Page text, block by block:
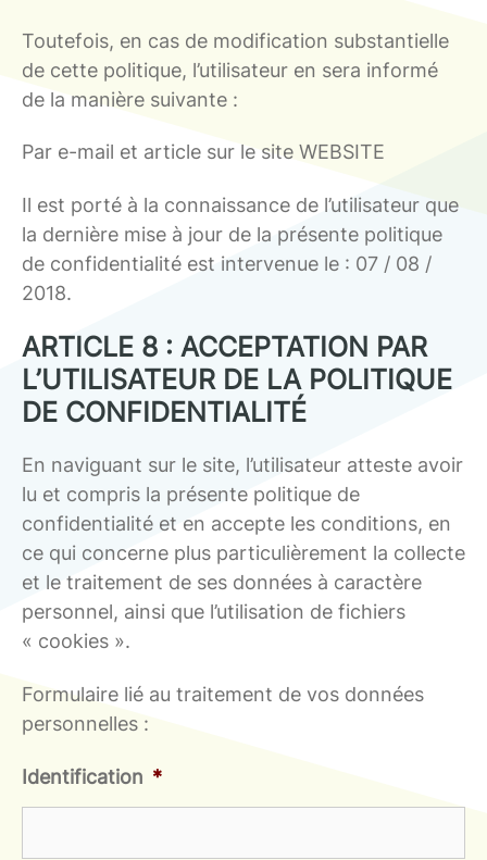
Toutefois, en cas de modification substantielle
de cette politique, l’utilisateur en sera informé
de la manière suivante :
Par e-mail et article sur le site WEBSITE
Il est porté à la connaissance de l’utilisateur que
la dernière mise à jour de la présente politique
de confidentialité est intervenue le : 07 / 08 /
2018.
ARTICLE 8 : ACCEPTATION PAR
L’UTILISATEUR DE LA POLITIQUE
DE CONFIDENTIALITÉ
En naviguant sur le site, l’utilisateur atteste avoir
lu et compris la présente politique de
confidentialité et en accepte les conditions, en
ce qui concerne plus particulièrement la collecte
et le traitement de ses données à caractère
personnel, ainsi que l’utilisation de fichiers
« cookies ».
Formulaire lié au traitement de vos données
personnelles :
Identification *